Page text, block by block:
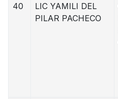
40
LIC YAMILI DEL
PILAR PACHECO